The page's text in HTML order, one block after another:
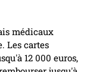
médicaux
Les cartes
12 000 euros,